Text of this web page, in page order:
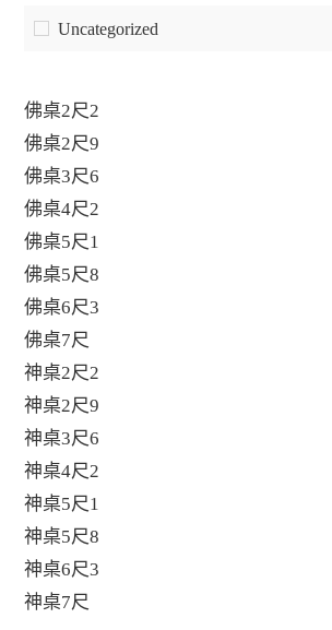
Uncategorized
佛桌2尺2
佛桌2尺9
佛桌3尺6
佛桌4尺2
佛桌5尺1
佛桌5尺8
佛桌6尺3
佛桌7尺
神桌2尺2
神桌2尺9
神桌3尺6
神桌4尺2
神桌5尺1
神桌5尺8
神桌6尺3
神桌7尺